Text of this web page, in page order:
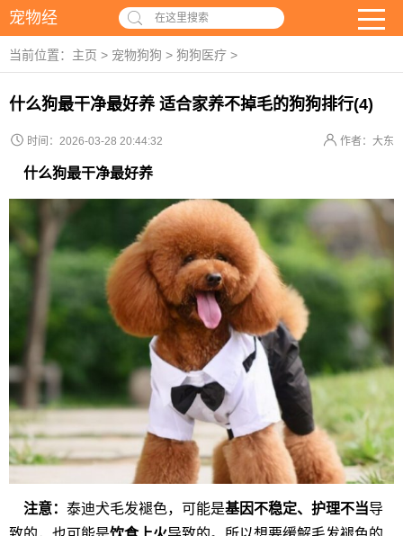
宠物经 在这里搜索
当前位置： 主页 > 宠物狗狗 > 狗狗医疗 >
什么狗最干净最好养 适合家养不掉毛的狗狗排行(4)
时间：2026-03-28 20:44:32 作者：大东
什么狗最干净最好养
注意： 泰迪犬毛发褪色，可能是基因不稳定、护理不当导